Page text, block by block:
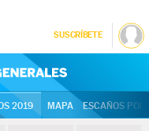
SUSCRÍBETE
2019 MAPA ESCAÑOS